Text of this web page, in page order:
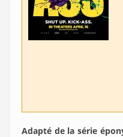
Adapté de la série